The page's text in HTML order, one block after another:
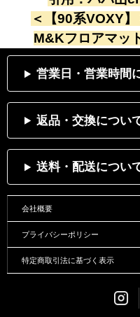
＜
【90系VOXY
M&Kフロアマッ
営業日・営業時間
返品・交換につい
送料・配送につい
会社概要
プライバシーポリシー
特定商取引法に基づく表示